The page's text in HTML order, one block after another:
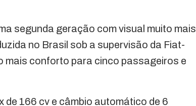
segunda geração com visual muito mais
no Brasil sob a supervisão da Fiat-
mais conforto para cinco passageiros e
de 166 cv e câmbio automático de 6